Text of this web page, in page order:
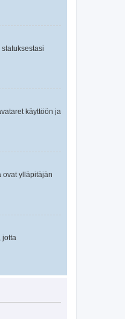
käyttöön ja
ovat ylläpitäjän
jotta